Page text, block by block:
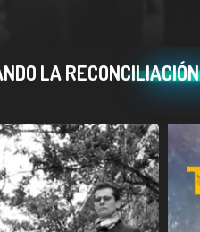
LA RECONCILIACIÓN